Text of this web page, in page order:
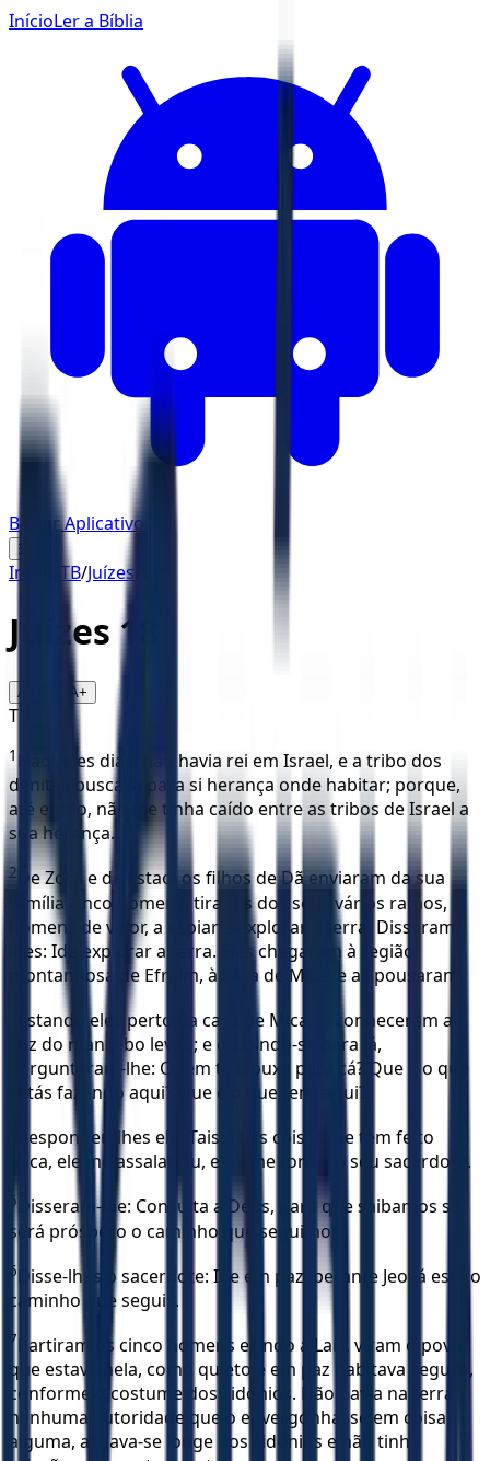
InícioLer a Bíblia
Baixar Aplicativo
☰
Início TB/Juízes
Juízes 18
A- A+
TB
1 Naqueles dias, não havia rei em Israel, e a tribo dos
danitas buscava para si herança onde habitar; porque,
até então, não lhe tinha caído entre as tribos de Israel a
sua herança.
2
De Zorá e de Estaol os filhos de Dã enviaram da sua
família cinco homens, tirados dos seus vários ramos,
homens de valor, a espiar e explorar a terra. Disseram-
lhes: Ide explorar a terra. Eles chegaram à região
montanhosa de Efraim, à casa de Mica, e ali pousaram.
Estando eles perto da casa de Mica, reconheceram a
voz do mancebo levita; e dirigindo-se para lá,
perguntaram-lhe: Quem te trouxe para cá? Que é o que
estás fazendo aqui? Que é o que tens aqui?
Respondeu-lhes ele: Tais e tais coisas me tem feito
Mica, ele me assalariou, e eu me tornei o seu sacerdote.
5 Disseram-lhe: Consulta a Deus, para que saibamos se
será próspero o caminho que seguimos.
6
Disse-lhes o sacerdote: Ide em paz; perante Jeová está o
caminho que seguis.
7
Partiram os cinco homens e, indo a Laís, viram o povo
que estava nela, como quieto e em paz habitava seguro,
conforme o costume dos sidônios. Não havia na terra
nenhuma autoridade que o envergonhasse em coisa
alguma, achava-se longe dos sidônios e não tinha